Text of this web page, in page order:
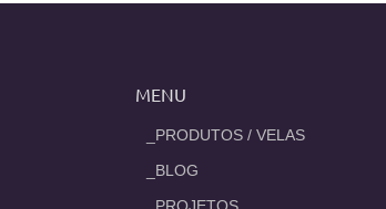
MENU
_PRODUTOS / VELAS
_BLOG